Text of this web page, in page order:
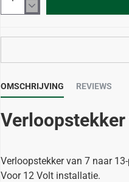
OMSCHRIJVING REVIEWS
Verloopstekker van 7 naar
Voor 12 Volt installatie.